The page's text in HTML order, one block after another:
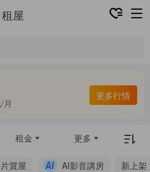
租屋
更多行情
租金 更多
賞屋 AI影音講房 新上架